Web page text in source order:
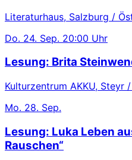
Literaturhaus, Salzburg /
Do. 24. Sep. 20:00 Uhr
Lesung: Brita
Kulturzentrum AKKU, Steyr
Mo. 28. Sep.
Lesung: Luka Leben
Rauschen“